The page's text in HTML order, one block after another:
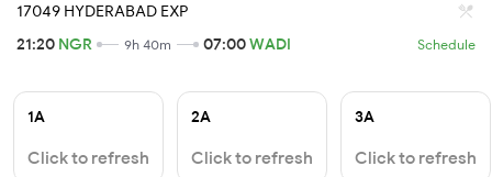
17049 HYDERABAD EXP
21:20 NGR 9h 40m 07:00WADI Schedule
1A
Click to refresh
2A
Click to refresh
3A
Click to refresh